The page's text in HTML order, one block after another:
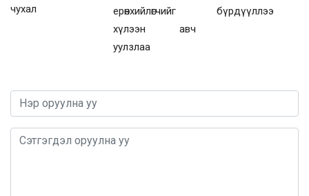
чухал
ерөнхийлөгчийг
хүлээн авч
уулзлаа
бүрдүүллээ